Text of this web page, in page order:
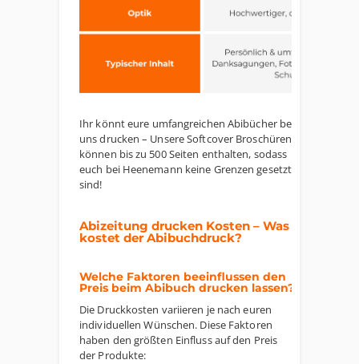
Ihr könnt eure umfangreichen Abibücher bei
uns drucken – Unsere Softcover Broschüren
können bis zu 500 Seiten enthalten, sodass
euch bei Heenemann keine Grenzen gesetzt
sind!
Abizeitung drucken Kosten – Was
kostet der Abibuchdruck?
Welche Faktoren beeinflussen den
Preis beim Abibuch drucken lassen?
Die Druckkosten variieren je nach euren
individuellen Wünschen. Diese Faktoren
haben den größten Einfluss auf den Preis
der Produkte: